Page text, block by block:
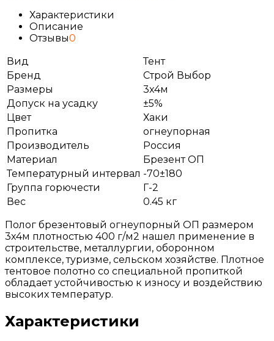
Характеристики
Описание
Отзывы0
Вид
Тент
Бренд
Строй Выбор
Размеры
3x4м
Допуск на усадку
±5%
Цвет
Хаки
Пропитка
огнеупорная
Производитель
Россия
Материал
Брезент ОП
Температурный интервал -70±180
Группа горючести
Г-2
Вес
0.45 кг
Полог брезентовый огнеупорный ОП размером
3x4м плотностью 400 г/м2 нашел применение в
строительстве, металлургии, оборонном
комплексе, туризме, сельском хозяйстве. Плотное
тентовое полотно со специальной пропиткой
обладает устойчивостью к износу и воздействию
высоких температур.
Характеристики